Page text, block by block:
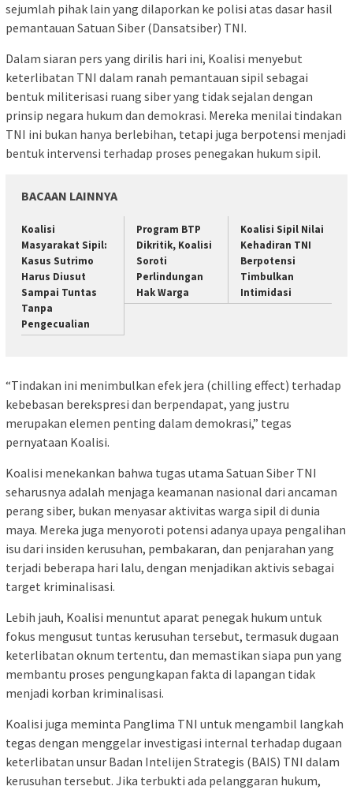
sejumlah pihak lain yang dilaporkan ke polisi atas dasar hasil
pemantauan Satuan Siber (Dansatsiber) TNI.
Dalam siaran pers yang dirilis hari ini, Koalisi menyebut
keterlibatan TNI dalam ranah pemantauan sipil sebagai
bentuk militerisasi ruang siber yang tidak sejalan dengan
prinsip negara hukum dan demokrasi. Mereka menilai tindakan
TNI ini bukan hanya berlebihan, tetapi juga berpotensi menjadi
bentuk intervensi terhadap proses penegakan hukum sipil.
BACAAN LAINNYA
Koalisi
Masyarakat Sipil:
Kasus Sutrimo
Harus Diusut
Sampai Tuntas
Tanpa
Pengecualian
Program BTP
Dikritik, Koalisi
Soroti
Perlindungan
Hak Warga
Koalisi Sipil Nilai
Kehadiran TNI
Berpotensi
Timbulkan
Intimidasi
“Tindakan ini menimbulkan efek jera (chilling effect) terhadap
kebebasan berekspresi dan berpendapat, yang justru
merupakan elemen penting dalam demokrasi,” tegas
pernyataan Koalisi.
Koalisi menekankan bahwa tugas utama Satuan Siber TNI
seharusnya adalah menjaga keamanan nasional dari ancaman
perang siber, bukan menyasar aktivitas warga sipil di dunia
maya. Mereka juga menyoroti potensi adanya upaya pengalihan
isu dari insiden kerusuhan, pembakaran, dan penjarahan yang
terjadi beberapa hari lalu, dengan menjadikan aktivis sebagai
target kriminalisasi.
Lebih jauh, Koalisi menuntut aparat penegak hukum untuk
fokus mengusut tuntas kerusuhan tersebut, termasuk dugaan
keterlibatan oknum tertentu, dan memastikan siapa pun yang
membantu proses pengungkapan fakta di lapangan tidak
menjadi korban kriminalisasi.
Koalisi juga meminta Panglima TNI untuk mengambil langkah
tegas dengan menggelar investigasi internal terhadap dugaan
keterlibatan unsur Badan Intelijen Strategis (BAIS) TNI dalam
kerusuhan tersebut. Jika terbukti ada pelanggaran hukum,